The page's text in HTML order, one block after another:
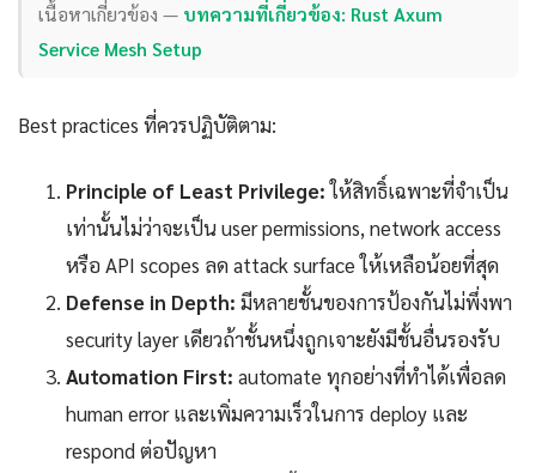
เนื้อหาเกี่ยวข้อง — บทความที่เกี่ยวข้อง: Rust Axum
Service Mesh Setup
Best practices ที่ควรปฏิบัติตาม:
Principle of Least Privilege:ให้สิทธิ์เฉพาะที่จำเป็น
เท่านั้นไม่ว่าจะเป็น user permissions, network access
หรือ API scopes ลด attack surface ให้เหลือน้อยที่สุด
Defense in Depth: มีหลายชั้นของการป้องกันไม่พึ่งพา
security layer เดียวถ้าชั้นหนึ่งถูกเจาะยังมีชั้นอื่นรองรับ
Automation First: automate ทุกอย่างที่ทำได้เพื่อลด
human error และเพิ่มความเร็วในการ deploy และ
respond ต่อปัญหา